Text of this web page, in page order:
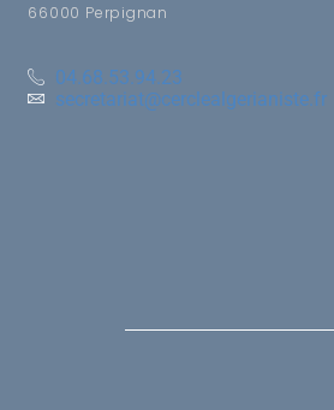
66000 Perpignan
04.68.53.94.23
secretariat@cerclealgerianiste.fr